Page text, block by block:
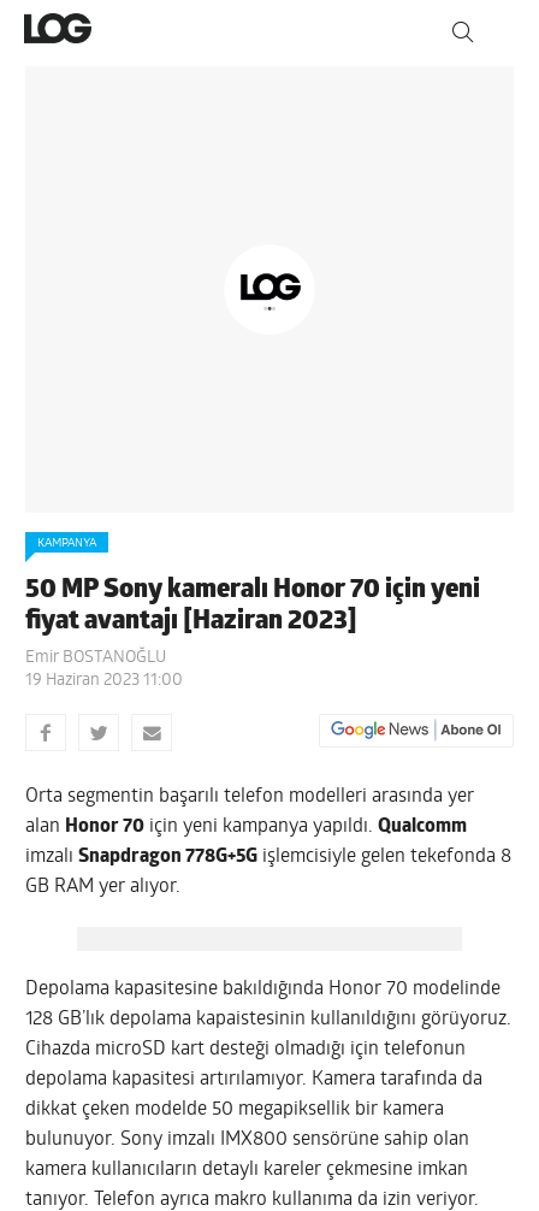
KAMPANYA
50 MP Sony kameralı Honor 70 için yeni
fiyat avantajı [Haziran 2023]
Emir BOSTANOĞLU
19 Haziran 2023 11:00
Orta segmentin başarılı telefon modelleri arasında yer
alan Honor 70 için yeni kampanya yapıldı.Qualcomm
imzalıSnapdragon 778G+5G işlemcisiyle gelen tekefonda 8
GB RAM yer alıyor.
Depolama kapasitesine bakıldığında Honor 70 modelinde
128 GB’lık depolama kapaistesinin kullanıldığını görüyoruz.
Cihazda microSD kart desteği olmadığı için telefonun
depolama kapasitesi artırılamıyor. Kamera tarafında da
dikkat çeken modelde 50 megapiksellik bir kamera
bulunuyor. Sony imzalı IMX800 sensörüne sahip olan
kamera kullanıcıların detaylı kareler çekmesine imkan
tanıyor. Telefon ayrıca makro kullanıma da izin veriyor.